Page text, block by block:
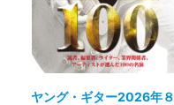
ヤング・ギター2026年８